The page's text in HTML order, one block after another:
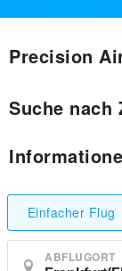
Precision
Suche nach
Einfacher Flug
ABFLUGORT